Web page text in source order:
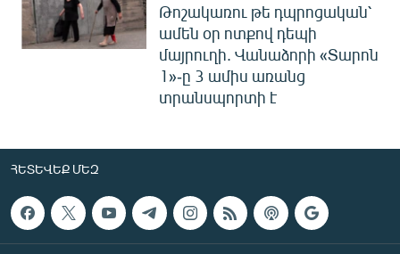
Թոշակառու թե դպրոցական՝
ամեն օր ոտքով դեպի
մայրուղի. Վանաձորի «Տարոն
1»-ը 3 ամիս առանց
տրանսպորտի է
ՀԵՏԵՎԵՔ ՄԵԶ